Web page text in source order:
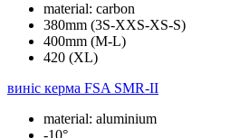
material: carbon
380mm (3S-XXS-XS-S)
400mm (M-L)
420 (XL)
виніс керма FSA SMR-II
material: aluminium